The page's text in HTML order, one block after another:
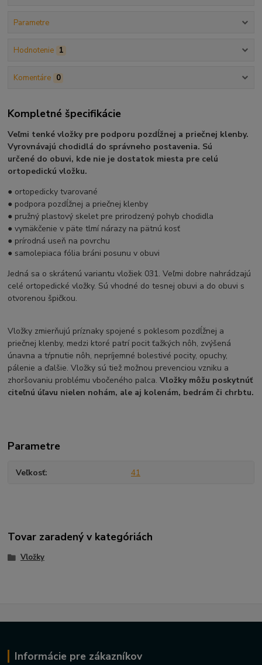
Parametre
Hodnotenie 1
Komentáre 0
Kompletné špecifikácie
Veľmi tenké vložky pre podporu pozdĺžnej a priečnej klenby.
Vyrovnávajú chodidlá do správneho postavenia. Sú
určené do obuvi, kde nie je dostatok miesta pre celú
ortopedickú vložku.
● ortopedicky tvarované
● podpora pozdĺžnej a priečnej klenby
● pružný plastový skelet pre prirodzený pohyb chodidla
● vymäkčenie v päte tlmí nárazy na pätnú kosť
● prírodná useň na povrchu
● samolepiaca fólia bráni posunu v obuvi
Jedná sa o skrátenú variantu vložiek 031. Veľmi dobre nahrádzajú
celé ortopedické vložky. Sú vhodné do tesnej obuvi a do obuvi s
otvorenou špičkou.
Vložky zmierňujú príznaky spojené s poklesom pozdĺžnej a
priečnej klenby, medzi ktoré patrí pocit ťažkých nôh, zvýšená
únavna a tŕpnutie nôh, nepríjemné bolestivé pocity, opuchy,
pálenie a ďalšie. Vložky sú tiež možnou prevenciou vzniku a
zhoršovaniu problému vbočeného palca.Vložky môžu poskytnúť
citeľnú úľavu nielen nohám, ale aj kolenám, bedrám či chrbtu.
Parametre
Veľkosť 41
Tovar zaradený v kategóriách
Vložky
Informácie pre zákazníkov